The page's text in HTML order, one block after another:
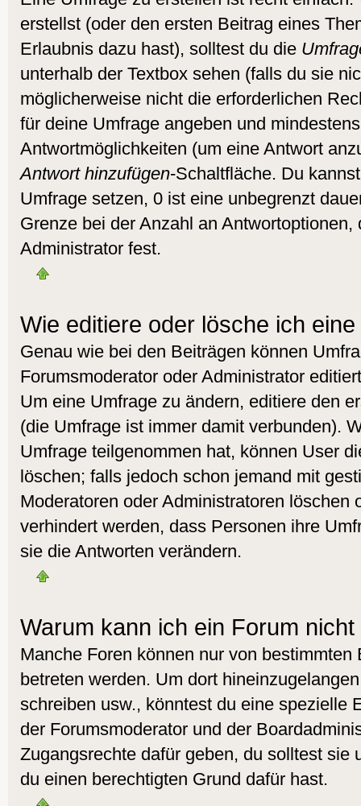
erstellst (oder den ersten Beitrag eines
Erlaubnis dazu hast), solltest du die
unterhalb der Textbox sehen (falls du sie
möglicherweise nicht die erforderlichen
für deine Umfrage angeben und
Antwortmöglichkeiten (um eine Antwort
Antwort hinzufügen-Schaltfläche. Du
Umfrage setzen, 0 ist eine unbegrenzt
Grenze bei der Anzahl an Antwortoptionen,
Administrator fest.
Wie editiere oder lösche ich
Genau wie bei den Beiträgen können
Forumsmoderator oder Administrator
Um eine Umfrage zu ändern, editiere den
(die Umfrage ist immer damit verbunden).
Umfrage teilgenommen hat, können User
löschen; falls jedoch schon jemand mit
Moderatoren oder Administratoren löschen
verhindert werden, dass Personen ihre
sie die Antworten verändern.
Warum kann ich ein Forum
Manche Foren können nur von bestimmten
betreten werden. Um dort
schreiben usw., könntest du eine spezielle
der Forumsmoderator und der
Zugangsrechte dafür geben, du solltest sie
du einen berechtigten Grund dafür hast.